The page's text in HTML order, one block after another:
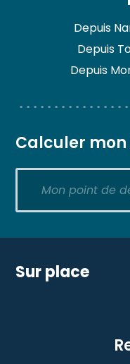
Depuis
Depuis
Depuis
Calculer
Sur place